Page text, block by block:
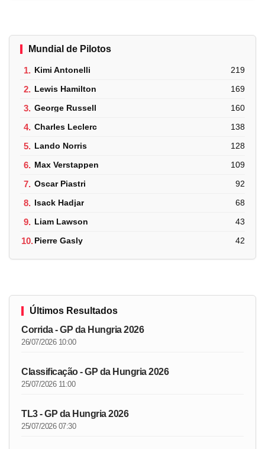
Mundial de Pilotos
1. Kimi Antonelli 219
2. Lewis Hamilton 169
3. George Russell 160
4. Charles Leclerc 138
5. Lando Norris 128
6. Max Verstappen 109
7. Oscar Piastri 92
8. Isack Hadjar 68
9. Liam Lawson 43
10.Pierre Gasly 42
Últimos Resultados
Corrida - GP da Hungria 2026
26/07/2026 10:00
Classificação - GP da Hungria 2026
25/07/2026 11:00
TL3 - GP da Hungria 2026
25/07/2026 07:30